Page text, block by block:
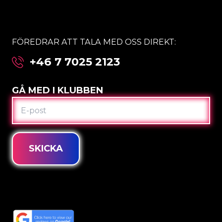
FÖREDRAR ATT TALA MED OSS DIREKT:
+46 7 7025 2123
GÅ MED I KLUBBEN
E-
POST
SKICKA